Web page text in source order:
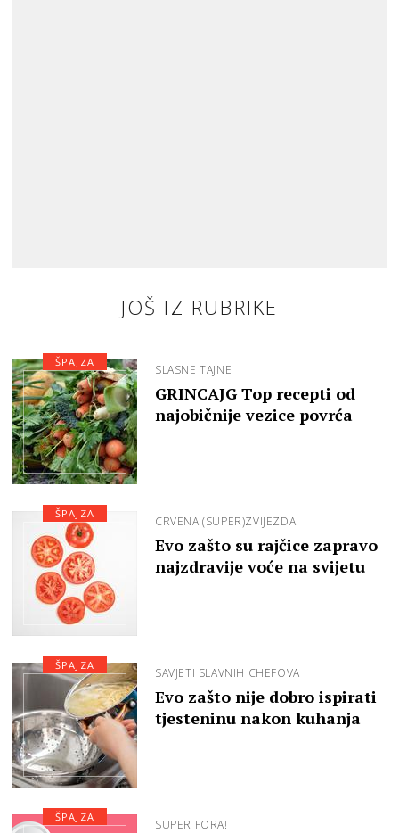
JOŠ IZ RUBRIKE
SLASNE TAJNE
GRINCAJG Top recepti od
najobičnije vezice povrća
ŠPAJZA
CRVENA (SUPER)ZVIJEZDA
Evo zašto su rajčice zapravo
najzdravije voće na svijetu
ŠPAJZA
SAVJETI SLAVNIH CHEFOVA
Evo zašto nije dobro ispirati
tjesteninu nakon kuhanja
ŠPAJZA
SUPER FORA!
ŠPAJZA